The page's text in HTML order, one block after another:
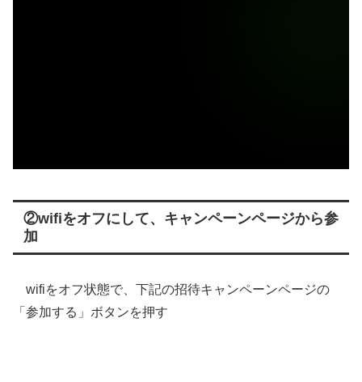
②wifiをオフにして、キャンペーンページから参
加
wifiをオフ状態で、下記の招待キャンペーンページの
「参加する」ボタンを押す